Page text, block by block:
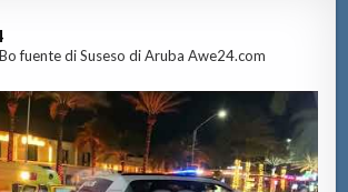
Bo fuente di Suseso di Aruba Awe24.com